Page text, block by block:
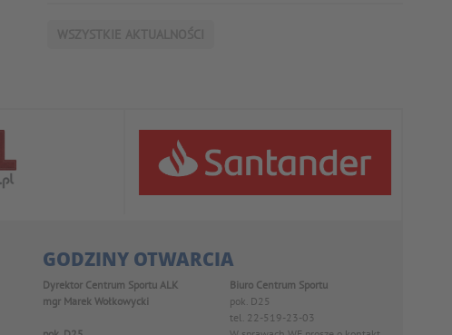
GODZINY OTWARCIA
Dyrektor Centrum Sportu ALK
mgr Marek Wołkowycki
Biuro Centrum Sportu
pok. D25
tel. 22-519-23-03